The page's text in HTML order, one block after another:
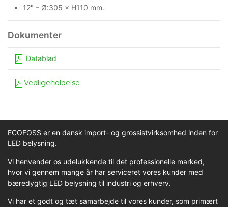
12" – Ø:305 × H110 mm.
Datablad
Vedligeholdelse
ECOFOSS er en dansk import- og grossistvirksomhed inden for
LED belysning.
Vi henvender os udelukkende til det professionelle marked,
hvor vi gennem mange år har serviceret vores kunder med
bæredygtig LED belysning til industri og erhverv.
Vi har et godt og tæt samarbejde til vores kunder, som primært